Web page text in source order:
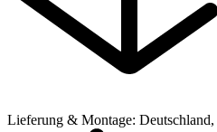
Lieferung & Montage: